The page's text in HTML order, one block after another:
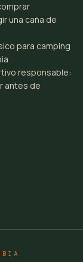
una caña de
para camping
responsable:
antes de